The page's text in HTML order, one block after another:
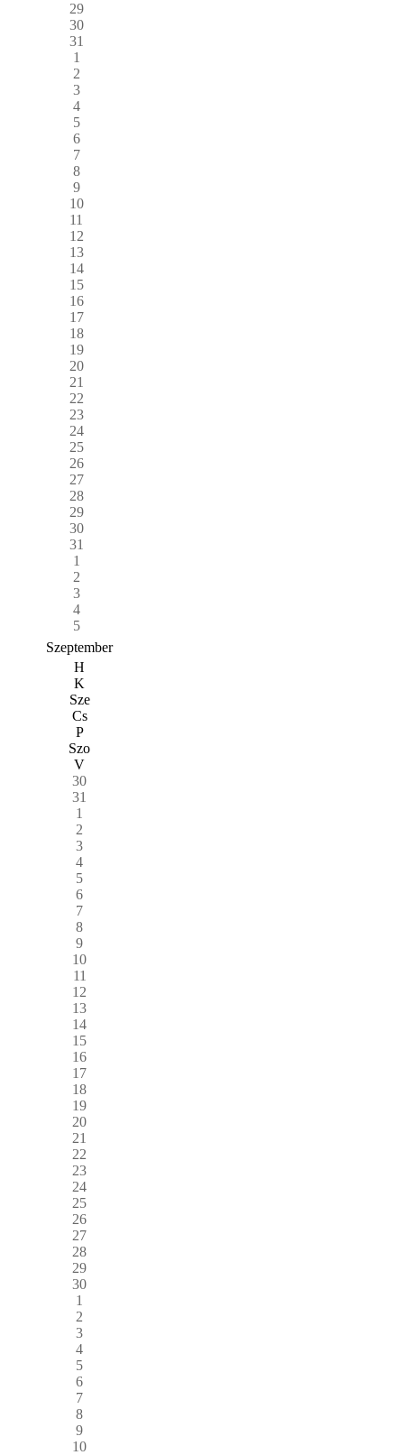
29
30
31
1
2
3
4
5
6
7
8
9
10
11
12
13
14
15
16
17
18
19
20
21
22
23
24
25
26
27
28
29
30
31
1
2
3
4
5
Szeptember
H
K
Sze
Cs
P
Szo
V
30
31
1
2
3
4
5
6
7
8
9
10
11
12
13
14
15
16
17
18
19
20
21
22
23
24
25
26
27
28
29
30
1
2
3
4
5
6
7
8
9
10